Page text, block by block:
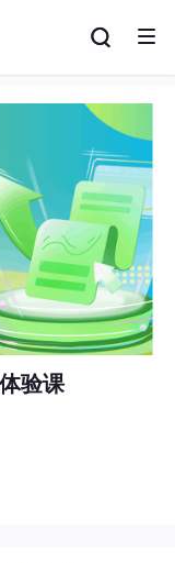
验课